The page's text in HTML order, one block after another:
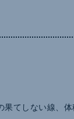
てしない線、